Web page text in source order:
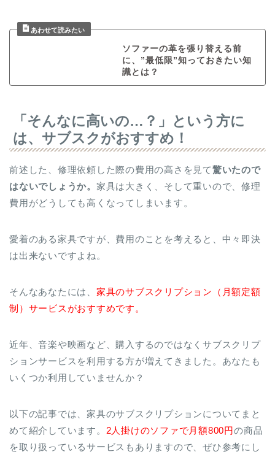
ソファーの革を張り替える前
に、”最低限”知っておきたい知
識とは？
「そんなに高いの…？」という方に
は、サブスクがおすすめ！
前述した、修理依頼した際の費用の高さを見て驚いたので
はないでしょうか。 家具は大きく、そして重いので、修理
費用がどうしても高くなってしまいます。
愛着のある家具ですが、費用のことを考えると、中々即決
は出来ないですよね。
そんなあなたには、 家具のサブスクリプション（月額定額
制）サービスがおすすめです。
近年、音楽や映画など、購入するのではなくサブスクリプ
ションサービスを利用する方が増えてきました。あなたも
いくつか利用していませんか？
以下の記事では、家具のサブスクリプションについてまと
めて紹介しています。 2人掛けのソファで月額800円の商品
を取り扱っているサービスもありますので、ぜひ参考にし